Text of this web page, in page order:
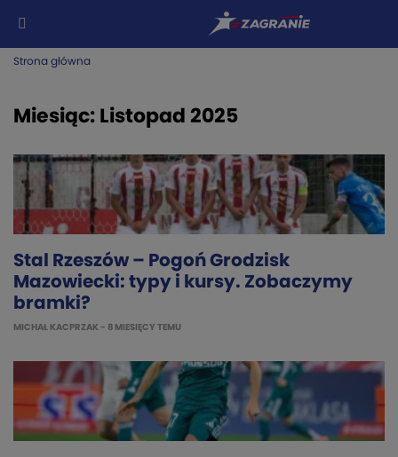
Strona główna
Miesiąc: Listopad 2025
Stal Rzeszów – Pogoń Grodzisk
Mazowiecki: typy i kursy. Zobaczymy
bramki?
MICHAŁ KACPRZAK - 8 MIESIĘCY TEMU